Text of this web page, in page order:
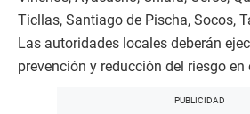
Ticllas, Santiago de Pischa, Socos,
Las autoridades locales deberán
prevención y reducción del riesgo